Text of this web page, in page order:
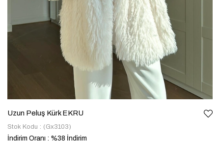
Uzun Peluş Kürk EKRU
Stok Kodu (Gx3103)
İndirim Oranı : %38 İndirim